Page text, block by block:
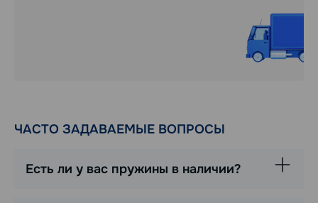
ЧАСТО ЗАДАВАЕМЫЕ ВОПРОСЫ
Есть ли у вас пружины в наличии?